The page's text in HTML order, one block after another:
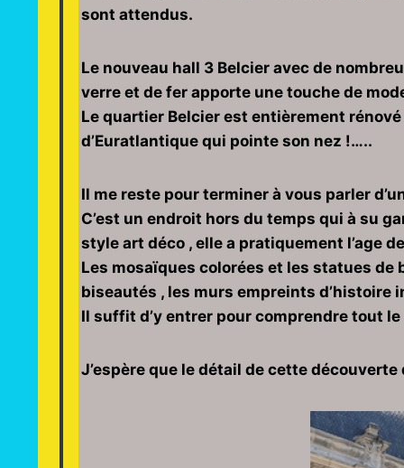
sont attendus.
Le nouveau hall 3 Belcier avec de
verre et de fer apporte une touche de
Le quartier Belcier est entièrement
d’Euratlantique qui pointe son nez !…..
Il me reste pour terminer à vous parler
C’est un endroit hors du temps qui à su
style art déco , elle a pratiquement l’age
Les mosaïques colorées et les statues de
biseautés , les murs empreints d’histoire
Il suffit d’y entrer pour comprendre tout le
J’espère que le détail de cette